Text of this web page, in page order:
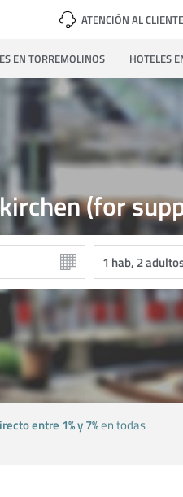
ATENCIÓN AL CLIENTE
EN TORREMOLINOS HOTELES
(for
entre 1% y 7%en todas